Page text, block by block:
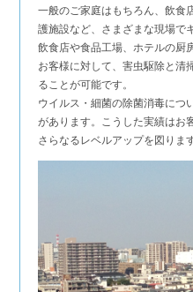
一般のご家庭はもちろん、飲食
護施設など、さまざまな現場で
飲食店や食品工場、ホテルの厨
お客様に対して、害虫駆除と清
ることが可能です。
ウイルス・細菌の除菌消毒につ
があります。こうした実績はお
さらなるレベルアップを図ります